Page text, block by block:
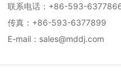
联系电话： +86-593-
传真：+86-593-6377899
E-mail： sales@mddj.com